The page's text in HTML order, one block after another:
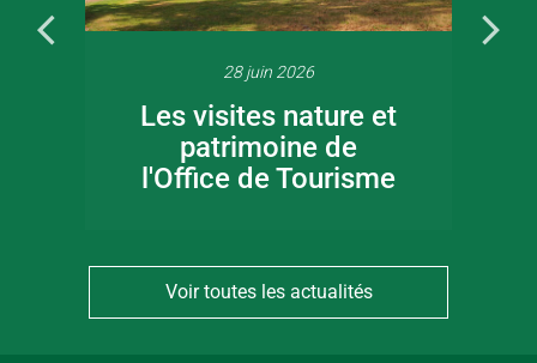
28 juin 2026
Les visites nature et
patrimoine de
l'Office de Tourisme
Voir toutes les actualités